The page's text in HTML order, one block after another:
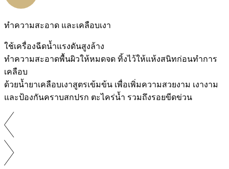
ทำความสะอาด และเคลือบเงา
ใช้เครื่องฉีดน้ำแรงดันสูงล้าง
ทำความสะอาดพื้นผิวให้หมดจด ทิ้งไว้ให้แห้งสนิทก่อนทำการ
เคลือบ
ด้วยน้ำยาเคลือบเงาสูตรเข้มข้น เพื่อเพิ่มความสวยงาม เงางาม
และป้องกันคราบสกปรก ตะไคร่น้ำ รวมถึงรอยขีดข่วน